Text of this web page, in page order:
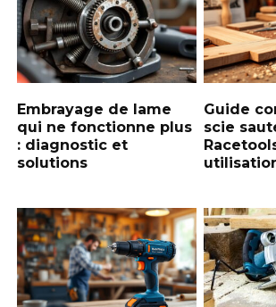
Embrayage de lame
qui ne fonctionne plus
: diagnostic et
solutions
Guide
scie